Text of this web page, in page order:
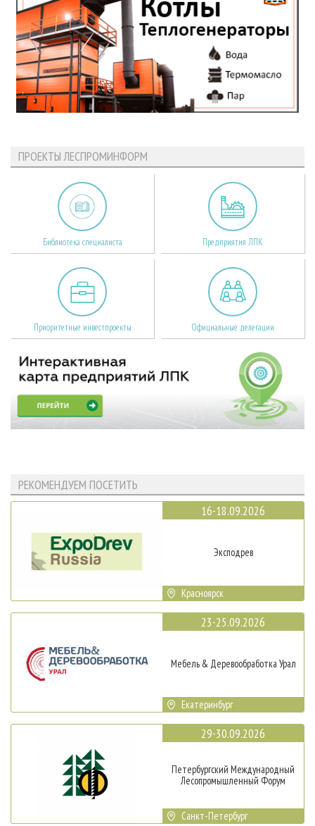
ПРОЕКТЫ ЛЕСПРОМИНФОРМ
Библиотека специалиста Предприятия ЛПК
Приоритетные инвестпроекты Официальные делегации
РЕКОМЕНДУЕМ ПОСЕТИТЬ
16-18.09.2026
Эксподрев
Красноярск
23-25.09.2026
Мебель & Деревообработка Урал
Екатеринбург
29-30.09.2026
Петербургский Международный
Лесопромышленный Форум
Санкт-Петербург